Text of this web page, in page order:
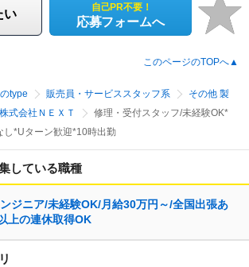
い 自己PR不要！
応募フォームへ
このページのTOPへ▲
type 販売員・サービススタッフ系
その他 製
株式会社ＮＥＸＴ
修理・受付スタッフ/未経験OK*
し*Uターン歓迎*10時出勤
している職種
ジニア/未経験OK/月給30万円～/全国出張あ
上の連休取得OK